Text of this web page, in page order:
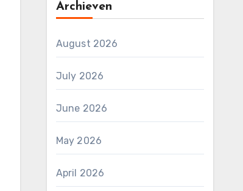
Archieven
August 2026
July 2026
June 2026
May 2026
April 2026